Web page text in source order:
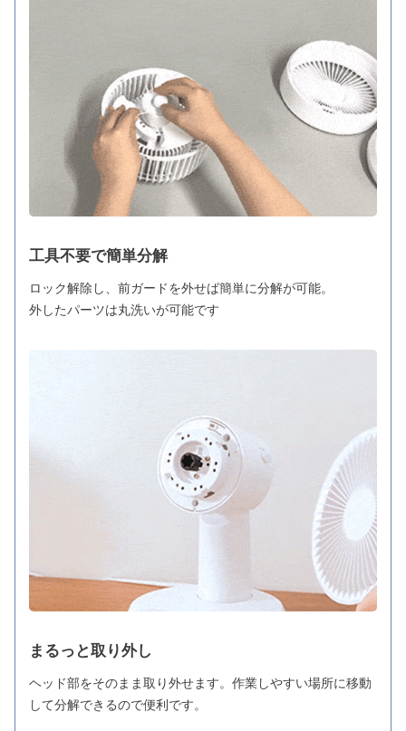
工具不要で簡単分解
ロック解除し、前ガードを外せば簡単に分解が可能。
外したパーツは丸洗いが可能です
まるっと取り外し
ヘッド部をそのまま取り外せます。作業しやすい場所に移動
して分解できるので便利です。